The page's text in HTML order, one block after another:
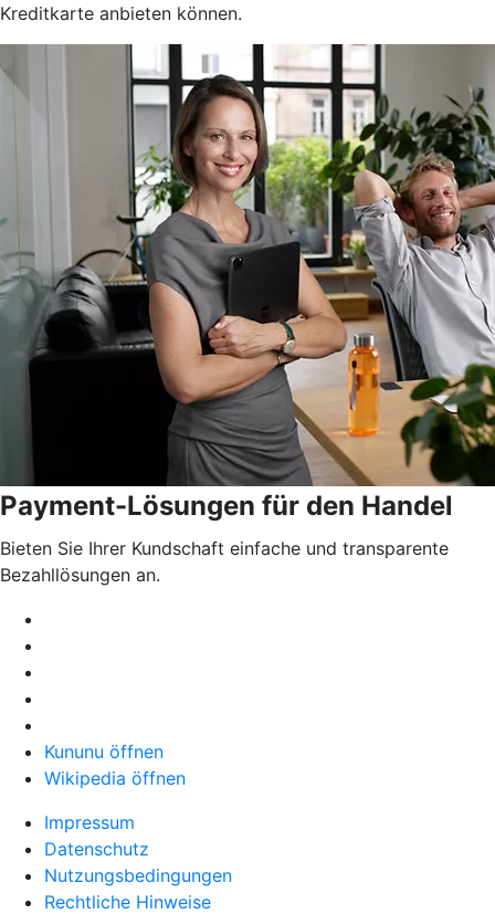
Kreditkarte anbieten können.
Payment-Lösungen für den Handel
Bieten Sie Ihrer Kundschaft einfache und transparente
Bezahllösungen an.
Kununu öffnen
Wikipedia öffnen
Impressum
Datenschutz
Nutzungsbedingungen
Rechtliche Hinweise